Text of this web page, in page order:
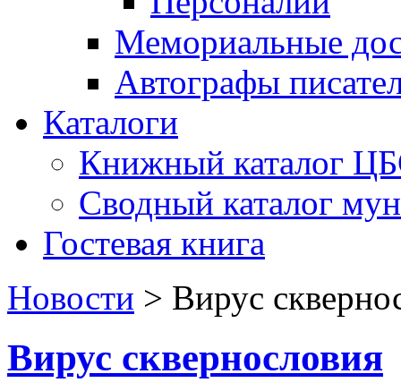
Мемориальные
Автографы
Каталоги
Книжный каталог
Сводный каталог
Гостевая книга
Новости > Вирус
Вирус сквернословия